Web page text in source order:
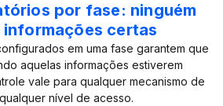
por fase: ninguém
informações certas
em uma fase garantem que
aquelas informações estiverem
vale para qualquer mecanismo de
nível de acesso.